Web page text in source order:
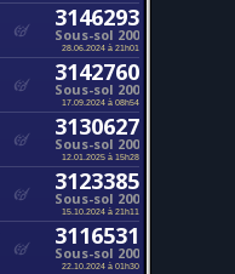
3146293
Sous-sol 200
28.06.2024 à 21h01
3142760
Sous-sol 200
17.09.2024 à 08h54
3130627
Sous-sol 200
12.01.2025 à 15h28
3123385
Sous-sol 200
15.10.2024 à 21h11
3116531
Sous-sol 200
22.10.2024 à 01h30